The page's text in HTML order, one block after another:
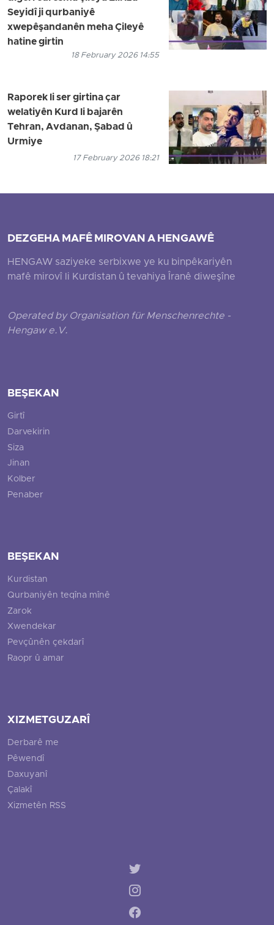
Seyidî ji qurbaniyê
xwepêşandanên meha Çileyê
hatine girtin
18 February 2026 14:55
Raporek li ser girtina çar
welatiyên Kurd li bajarên
Tehran, Avdanan, Şabad û
Urmiye
17 February 2026 18:21
DEZGEHA MAFÊ MIROVAN A HENGAWÊ
HENGAW saziyeke serbixwe ye ku binpêkariyên
mafê mirovî li Kurdistan û tevahiya Îranê diweşîne
Operated by Organisation für Menschenrechte -
Hengaw e.V.
BEŞEKAN
Girtî
Darvekirin
Siza
Jinan
Kolber
Penaber
BEŞEKAN
Kurdistan
Qurbaniyên teqîna mînê
Zarok
Xwendekar
Pevçûnên çekdarî
Raopr û amar
XIZMETGUZARÎ
Derbarê me
Pêwendî
Daxuyanî
Çalakî
Xizmetên RSS